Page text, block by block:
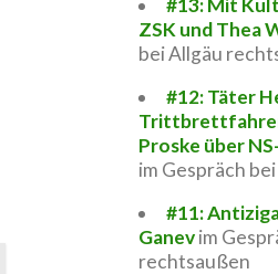
#13: Mit
ZSK und Thea
bei Allgäu
#12: Täter
Proske über
im Gespräch
#11:
Ganevim
rechtsaußen